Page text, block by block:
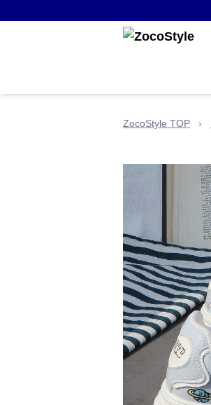
ZocoStyle TOP ›